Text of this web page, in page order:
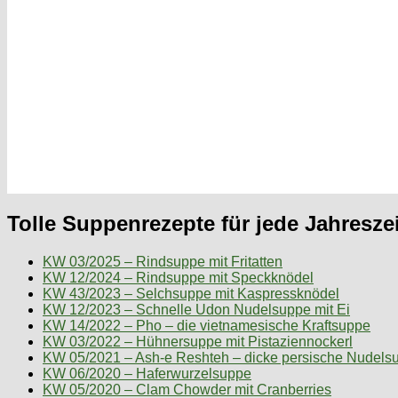
Tolle Suppenrezepte für jede
KW 03/2025 – Rindsuppe mit Fritatten
KW 12/2024 – Rindsuppe mit Speckknödel
KW 43/2023 – Selchsuppe mit Kaspressknödel
KW 12/2023 – Schnelle Udon Nudelsuppe mit Ei
KW 14/2022 – Pho – die vietnamesische Kraftsuppe
KW 03/2022 – Hühnersuppe mit Pistaziennockerl
KW 05/2021 – Ash-e Reshteh – dicke persische
KW 06/2020 – Haferwurzelsuppe
KW 05/2020 – Clam Chowder mit Cranberries